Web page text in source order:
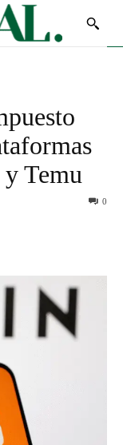
Temu
0